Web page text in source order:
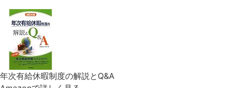
年次有給休暇制度の解説とQ&A